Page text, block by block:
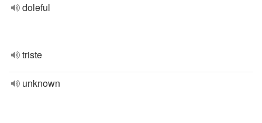
doleful
triste
unknown